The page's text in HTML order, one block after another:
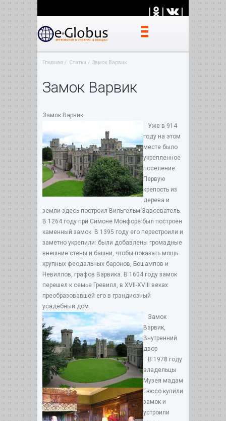
| | |
Главная Статьи Замок Варвик
Замок Варвик
Замок Варвик
Уже в 914
году на этом
месте было
укрепленное
поселение.
Первую
крепость из
дерева и
земли здесь построил Вильгельм Завоеватель.
В 1264 году при Симоне Монфоре был построен
каменный замок. В 1395 году его перестроили и
заметно укрепили: были добавлены громадные
внешние стены и башни, чтобы показать мощь
крупных феодальных баронов, Бошампов и
Невиллов, графов Варвика. В 1604 году замок
перешел к семье Гревилл, в XVII-XVIII веках
преобразовавшей его в грандиозный
усадебный дом.
Замок
Варвик,
Внутренний
двор
В 1978 году
владельцы
Музея мадам
Тюссо купили
замок и
устроили